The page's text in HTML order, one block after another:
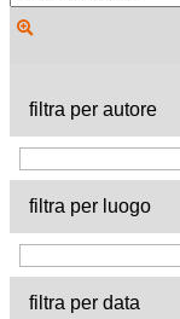
filtra per autore
filtra per luogo
filtra per data